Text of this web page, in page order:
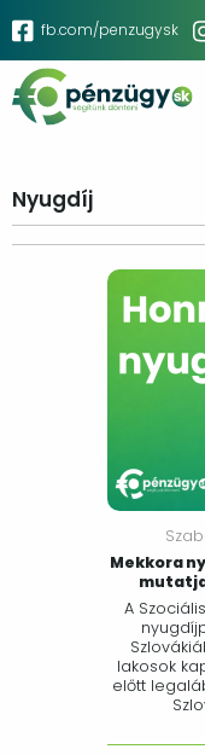
Ugrás
tartalomra
Social
menu
fb.com/penzugysk
Nyugdíj
Mekkora
A
lakosok
előtt